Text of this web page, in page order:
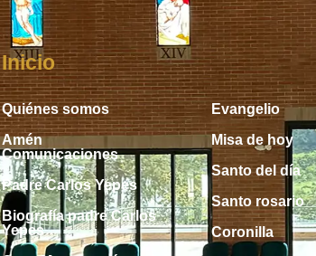
Inicio
Quiénes somos
Amén
Comunicaciones
Padre Carlos Yepes
Biografía padre Carlos
Yepes
Inicio
Evangelio
Misa de hoy
Santo del día
Santo rosario
Coronilla